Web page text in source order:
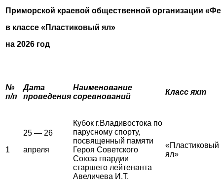
Приморской краевой общественной организации
в классе «Пластиковый ял»
на 2026 год
№
п/п
Дата
проведения
Наименование
соревнований
Класс яхт
1
25 — 26
апреля
Кубок г.Владивостока по
парусному спорту,
посвященный памяти
Героя Советского
Союза гвардии
старшего лейтенанта
Авеличева И.Т.
«Пластиковый
ял»